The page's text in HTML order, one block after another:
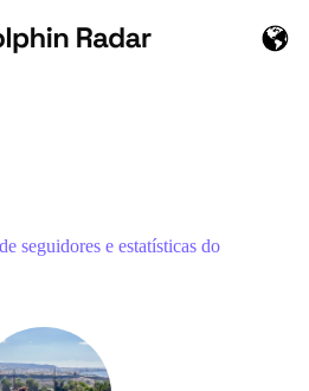
seguidores e estatísticas do